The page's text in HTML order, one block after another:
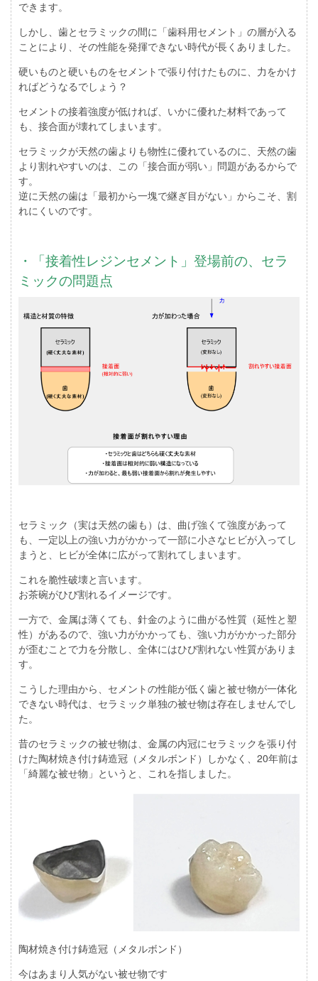
できます。
しかし、歯とセラミックの間に「歯科用セメント」の層が入る
ことにより、その性能を発揮できない時代が長くありました。
硬いものと硬いものをセメントで張り付けたものに、力をかけ
ればどうなるでしょう？
セメントの接着強度が低ければ、いかに優れた材料であって
も、接合面が壊れてしまいます。
セラミックが天然の歯よりも物性に優れているのに、天然の歯
より割れやすいのは、この「接合面が弱い」問題があるからで
す。
逆に天然の歯は「最初から一塊で継ぎ目がない」からこそ、割
れにくいのです。
・「接着性レジンセメント」登場前の、セラ
ミックの問題点
セラミック（実は天然の歯も）は、曲げ強くて強度があって
も、一定以上の強い力がかかって一部に小さなヒビが入ってし
まうと、ヒビが全体に広がって割れてしまいます。
これを脆性破壊と言います。
お茶碗がひび割れるイメージです。
一方で、金属は薄くても、針金のように曲がる性質（延性と塑
性）があるので、強い力がかかっても、強い力がかかった部分
が歪むことで力を分散し、全体にはひび割れない性質がありま
す。
こうした理由から、 セメントの性能が低く歯と被せ物が一体化
できない時代は、セラミック単独の被せ物は存在しませんでし
た 。
昔のセラミックの被せ物は、金属の内冠にセラミックを張り付
けた陶材焼き付け鋳造冠（メタルボンド）しかなく、20年前は
「綺麗な被せ物」というと、これを指しました。
陶材焼き付け鋳造冠（メタルボンド）
今はあまり人気がない被せ物です